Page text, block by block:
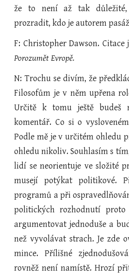
že to není až tak
prozradit, kdo je autorem
F: Christopher Dawson.
Porozumět Evropě.
N: Trochu se divím, že
Filosofům je v něm upřena
Určitě k tomu ještě budeš
komentář. Co si o
Podle mě je v určitém ohledu
ohledu nikoliv. Souhlasím s
lidí se neorientuje ve složité
musejí potýkat politikové.
programů a při
politických rozhodnutí proto
argumentovat jednoduše a
než vyvolávat strach. Je zde
mince. Přílišné
rovněž není namístě. Hrozí